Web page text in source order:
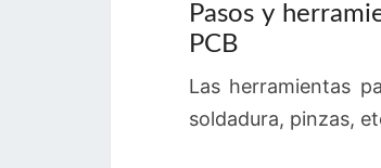
Pasos y
PCB
Las herramientas
soldadura, pinzas,